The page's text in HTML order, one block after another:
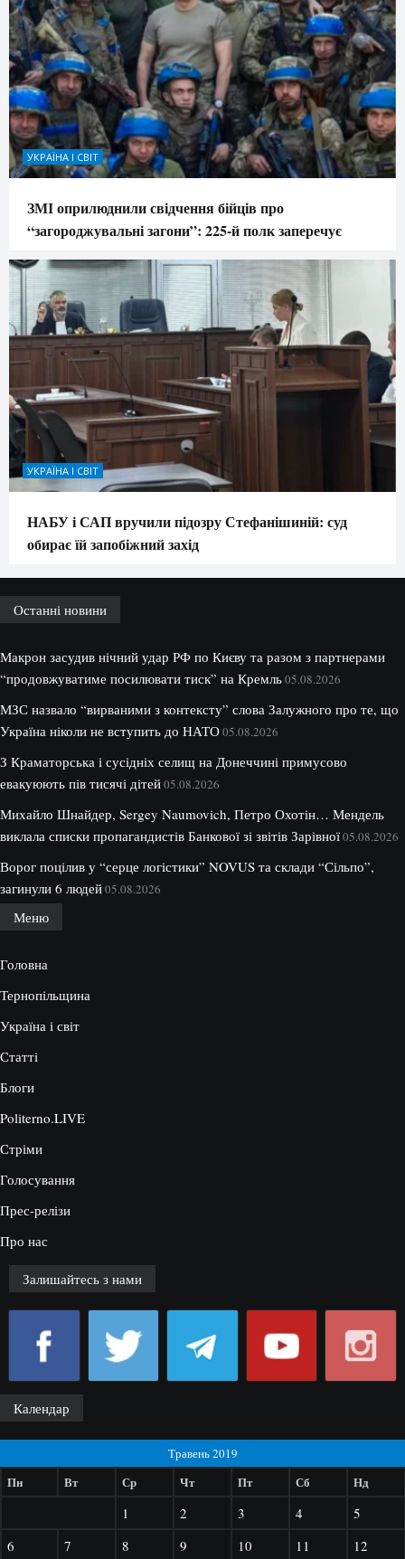
УКРАЇНА І СВІТ
ЗМІ оприлюднили свідчення бійців про
“загороджувальні загони”: 225-й полк заперечує
УКРАЇНА І СВІТ
НАБУ і САП вручили підозру Стефанішиній: суд
обирає їй запобіжний захід
Останні новини
Макрон засудив нічний удар РФ по Києву та разом з партнерами
“продовжуватиме посилювати тиск” на Кремль05.08.2026
МЗС назвало “вирваними з контексту” слова Залужного про те, що
Україна ніколи не вступить до НАТО05.08.2026
З Краматорська і сусідніх селищ на Донеччині примусово
евакуюють пів тисячі дітей05.08.2026
Михайло Шнайдер, Sergey Naumovich, Петро Охотін… Мендель
виклала списки пропагандистів Банкової зі звітів Зарівної05.08.2026
Ворог поцілив у “серце логістики” NOVUS та склади “Сільпо”,
загинули 6 людей05.08.2026
Меню
Головна
Тернопільщина
Україна і світ
Статті
Блоги
Politerno.LIVE
Стріми
Голосування
Прес-релізи
Про нас
Залишайтесь з нами
Календар
Травень 2019
Пн Вт Ср Чт Пт Сб Нд
1 2 3 4
5
6
7 8 9 10 11 12